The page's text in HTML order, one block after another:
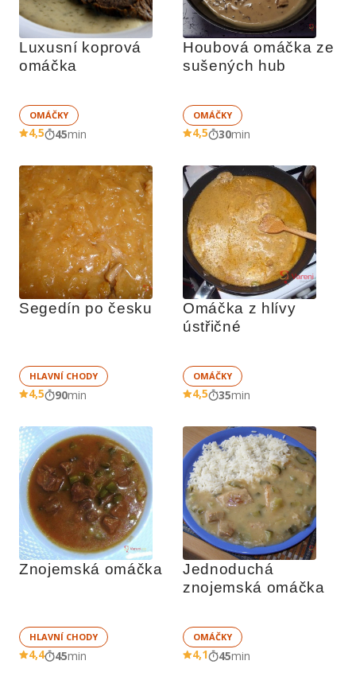
Luxusní koprová
omáčka
OMÁČKY
4,5 45min
Houbová omáčka ze
sušených hub
OMÁČKY
4,5 30min
Segedín po česku
HLAVNÍ CHODY
4,5 90min
Omáčka z hlívy
ústřičné
OMÁČKY
4,5 35min
Znojemská omáčka
HLAVNÍ CHODY
4,4 45min
Jednoduchá
znojemská omáčka
OMÁČKY
4,1 45min